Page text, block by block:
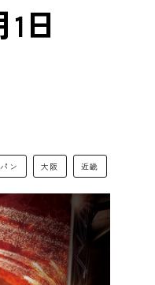
日
ン 大阪 近畿